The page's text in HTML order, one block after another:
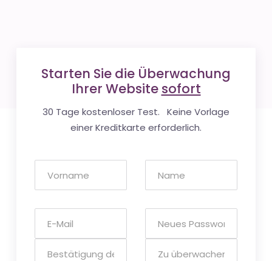
Starten Sie die Überwachung
Ihrer Website sofort
30 Tage kostenloser Test. Keine Vorlage
einer Kreditkarte erforderlich.